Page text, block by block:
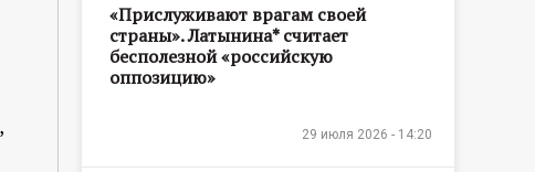
«Прислуживают врагам своей
страны». Латынина* считает
бесполезной «российскую
оппозицию»
29 июля 2026 - 14:20